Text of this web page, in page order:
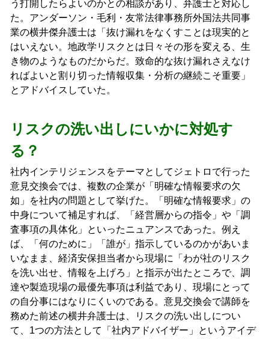
う打開したらよいのかとの相談があり、弁護士と対応し
た。アンダーソン・毛利・友常法律事務所外国法共同事
業の横井傑弁護士は「抜け漏れをなくすことは現実的と
はいえない。地政学リスクとは日々その形を変える、生
き物のようなものだからだ。致命的な抜け漏れさえなけ
ればよいと割り切った情報収集・分析の継続こそ重要」
とアドバイスしていた。
リスクの洗い出しにいかに対処す
る？
社内インテリジェンスをテーマとしてジェトロで行った
意見交換会では、複数の企業が「明確な情報要求の欠
如」を社内の問題として挙げた。「明確な情報要求」の
中身について補足すれば、「経営層からの指令」や「調
査事項の具体化」といったニュアンスであった。例え
ば、「何のために」「誰が」指示しているのかがあいま
いなまま、経済安保担当者から現場に「わが社のリスク
を洗い出せ、情報を上げろ」と指示が出たところで、調
達や製造現場の最優先事項は利益であり、現場にとって
の自分事にはなりにくいのである。意見交換会で講師を
務めた前述の横井弁護士は、リスクの洗い出しについ
て、1つの方法として「社内アドバイザー」というアイデ